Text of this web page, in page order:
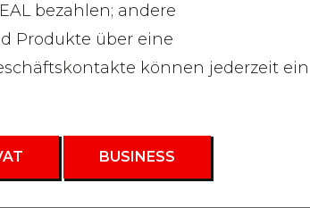
30m3
Müllcontainer
Angebot anfordern
bezahlen; andere
Produkte über eine
können jederzeit ein
BUSINESS